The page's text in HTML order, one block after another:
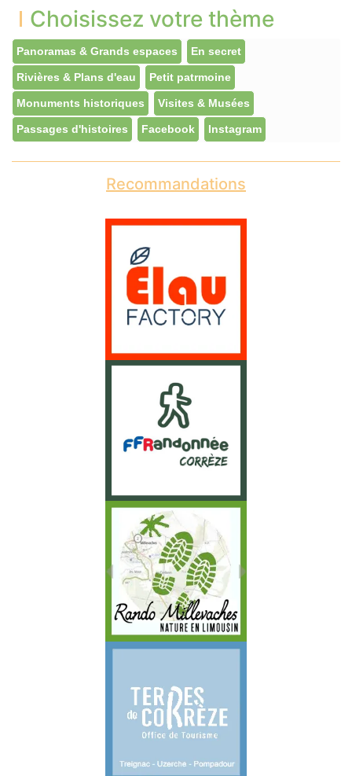
Choisissez votre thème
Panoramas & Grands espaces En secret
Rivières & Plans d'eau Petit patrmoine
Monuments historiques Visites & Musées
Passages d'histoires Facebook Instagram
Recommandations